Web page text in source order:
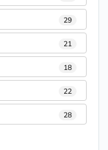
29
21
18
22
28